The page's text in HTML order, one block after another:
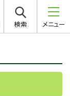
検索 メニュー